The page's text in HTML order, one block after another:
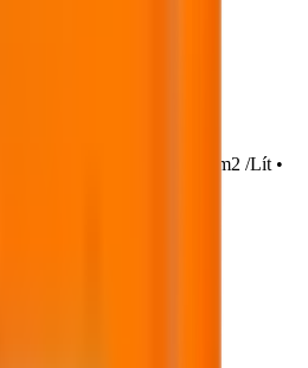
sệt/ màu trắng sữa
kim loại và nhựa: 20 – 30 m2 /Lít •